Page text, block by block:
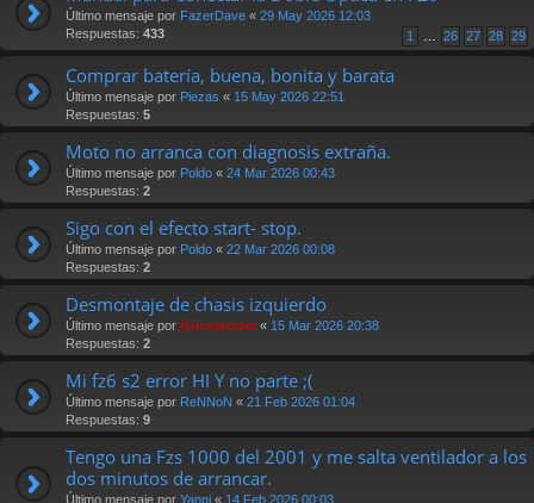
Último mensaje por FazerDave « 29 May 2026 12:03
Respuestas: 433 1 26 27 28 29
Comprar batería, buena, bonita y barata
Último mensaje por Piezas « 15 May 2026 22:51
Respuestas: 5
Moto no arranca con diagnosis extraña.
Último mensaje por Poldo « 24 Mar 2026 00:43
Respuestas: 2
Sigo con el efecto start- stop.
Último mensaje por Poldo « 22 Mar 2026 00:08
Respuestas: 2
Desmontaje de chasis izquierdo
Último mensaje por Güesmaster « 15 Mar 2026 20:38
Respuestas: 2
Mi fz6 s2 error HI Y no parte ;(
Último mensaje por ReNNoN « 21 Feb 2026 01:04
Respuestas: 9
Tengo una Fzs 1000 del 2001 y me salta ventilador a los
dos minutos de arrancar.
Último mensaje por Yanni « 14 Feb 2026 00:03